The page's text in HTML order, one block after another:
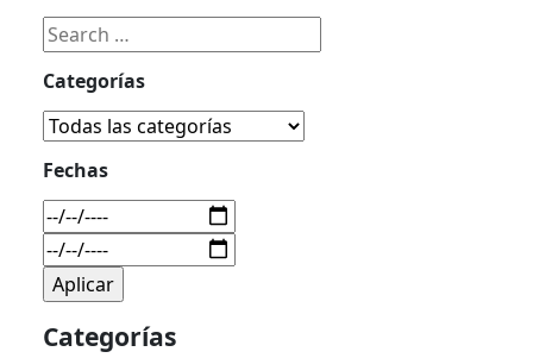
Categorías
Fechas
Categorías